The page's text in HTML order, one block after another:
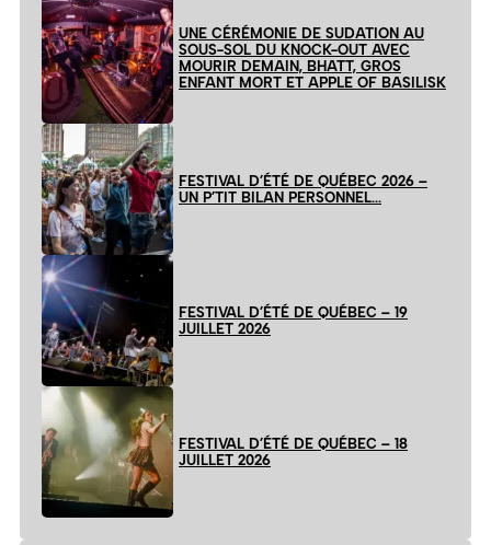
UNE CÉRÉMONIE DE SUDATION AU
SOUS-SOL DU KNOCK-OUT AVEC
MOURIR DEMAIN, BHATT, GROS
ENFANT MORT ET APPLE OF BASILISK
FESTIVAL D’ÉTÉ DE QUÉBEC 2026 –
UN P’TIT BILAN PERSONNEL…
FESTIVAL D’ÉTÉ DE QUÉBEC – 19
JUILLET 2026
FESTIVAL D’ÉTÉ DE QUÉBEC – 18
JUILLET 2026